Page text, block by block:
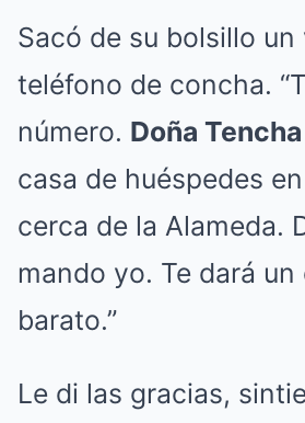
Sacó de su bolsillo un
teléfono de concha.
número. Doña Tencha
casa de huéspedes
cerca de la Alameda.
mando yo. Te dará
barato.”
Le di las gracias,